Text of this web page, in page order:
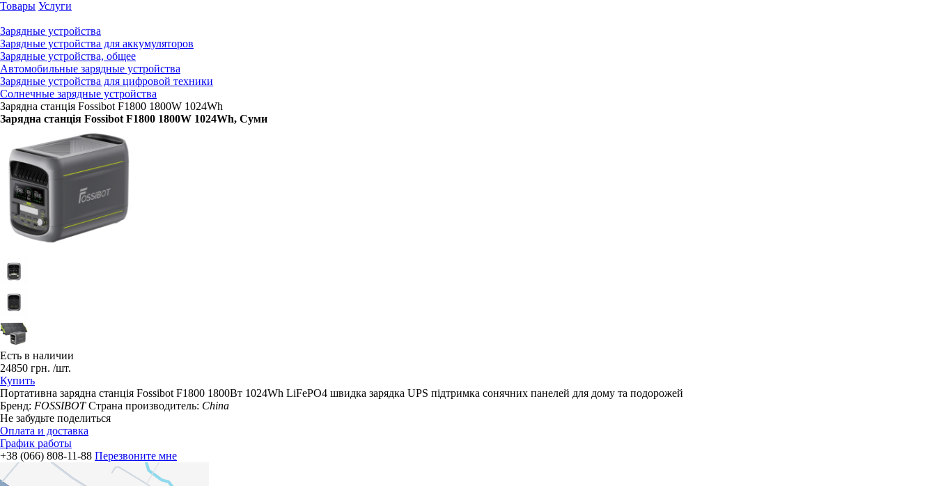
Товары Услуги
Зарядные устройства
Зарядные устройства для аккумуляторов
Зарядные устройства, общее
Автомобильные зарядные устройства
Зарядные устройства для цифровой техники
Солнечные зарядные устройства
Зарядна станція Fossibot F1800 1800W 1024Wh
Зарядна станція Fossibot F1800 1800W 1024Wh, Суми
Есть в наличии
24850 грн. /шт.
Купить
Портативна зарядна станція Fossibot F1800 1800Вт 1024Wh LiFePO4 швидка зарядка UPS підтримка сонячних панелей для дому та подорожей
Бренд: FOSSIBOT Страна производитель: China
Не забудьте поделиться
Оплата и доставка
График работы
+38 (066) 808-11-88 Перезвоните мне